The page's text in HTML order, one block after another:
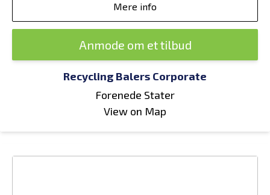
Mere info
Anmode om et tilbud
Recycling Balers Corporate
Forenede Stater
View on Map